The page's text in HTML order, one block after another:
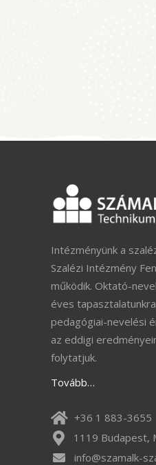
Intézményünk a
Szalézi Intézmény
működik. Oktató-
éves
pedagógiai-nevelési
az eddigi
folytatjuk.
Tovább…
+36 1 883-3655
1119 Budapest,
info@szamalk-